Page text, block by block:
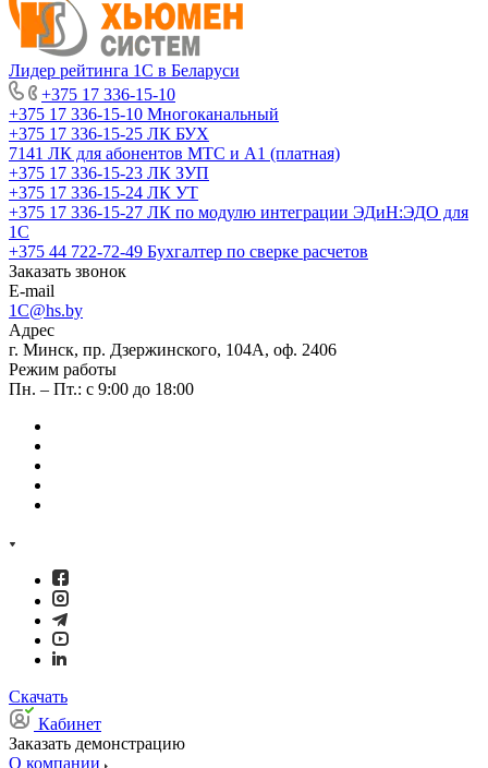
Лидер рейтинга 1С в Беларуси
+375 17 336-15-10
+375 17 336-15-10 Многоканальный
+375 17 336-15-25 ЛК БУХ
7141 ЛК для абонентов МТС и А1 (платная)
+375 17 336-15-23 ЛК ЗУП
+375 17 336-15-24 ЛК УТ
+375 17 336-15-27 ЛК по модулю интеграции ЭДиН:ЭДО для
1С
+375 44 722-72-49 Бухгалтер по сверке расчетов
Заказать звонок
E-mail
1C@hs.by
Адрес
г. Минск, пр. Дзержинского, 104А, оф. 2406
Режим работы
Пн. – Пт.: с 9:00 до 18:00
Скачать
Кабинет
Заказать демонстрацию
О компании